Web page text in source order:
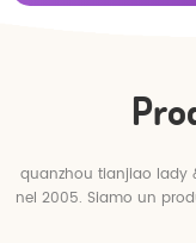
quanzhou tianjiao lady
nel 2005. Siamo un